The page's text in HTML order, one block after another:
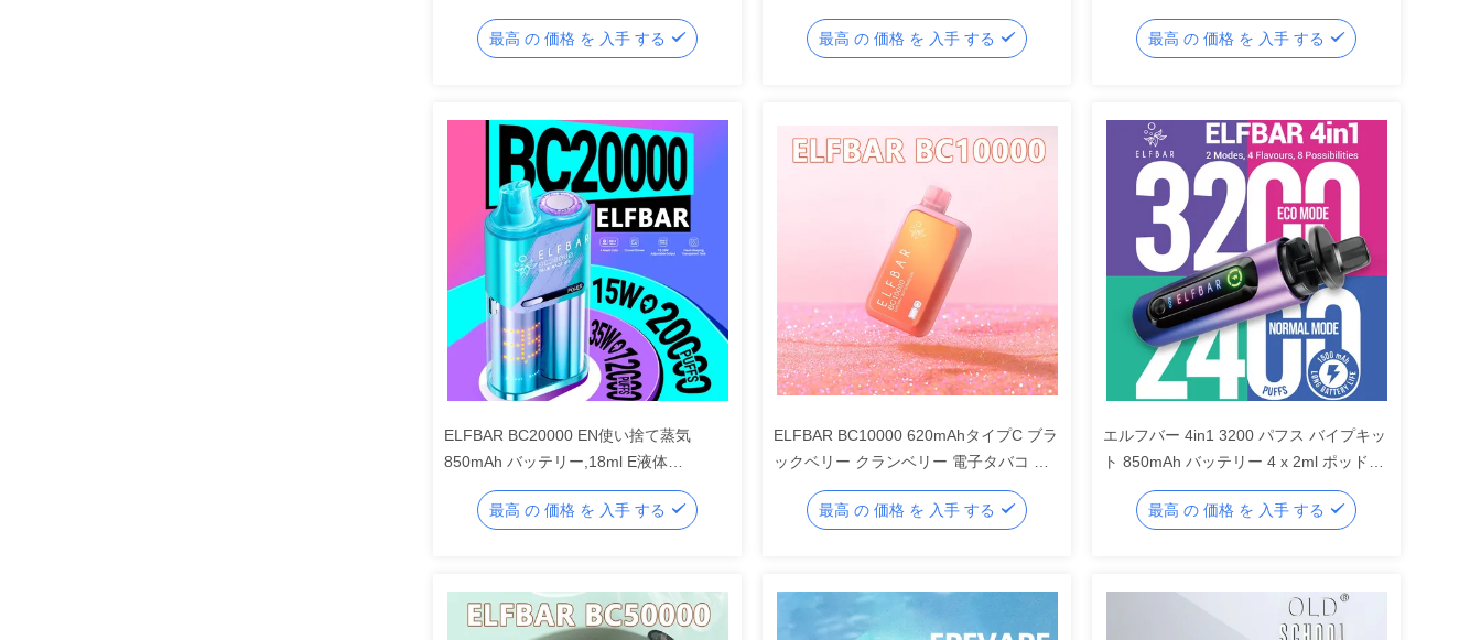
スパイス
最高 の 価格 を 入手 する
バッテリー 調節可能な空気流 28種類の
最高 の 価格 を 入手 する
最高 の 価格 を 入手 する
ELFBAR BC20000 EN使い捨て蒸気
850mAh バッテリー,18ml E液体
50mg/mL ニコチン,タイプC 充電 15W-
35W 電力出力,クアッド メッシュコイル,
最高 の 価格 を 入手 する
ELFBAR BC10000 620mAhタイプC ブラ
ックベリー クランベリー 電子タバコ 蒸
気ペンを 10000パフ
最高 の 価格 を 入手 する
エルフバー 4in1 3200 パフス バイプキッ
ト 850mAh バッテリー 4 x 2ml ポッド
20mg ニコ塩 USB-C 充電
最高 の 価格 を 入手 する